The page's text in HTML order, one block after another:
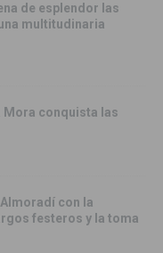
de esplendor las
multitudinaria
Mora conquista las
con la
festeros y la toma